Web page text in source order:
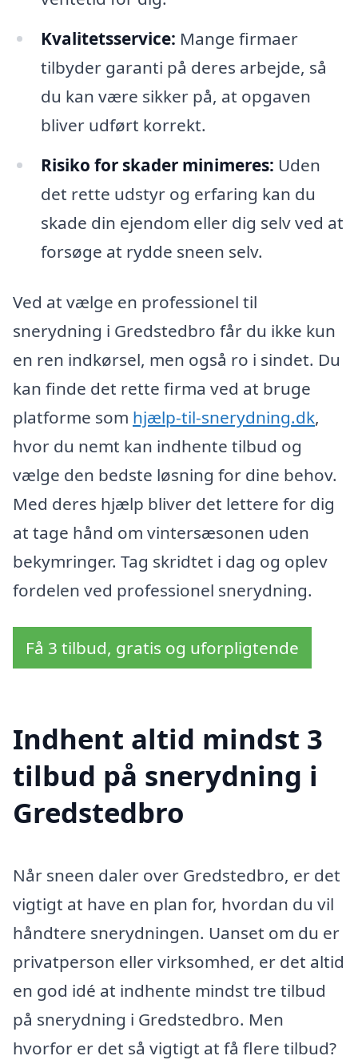
Kvalitetsservice: Mange firmaer
tilbyder garanti på deres arbejde, så
du kan være sikker på, at opgaven
bliver udført korrekt.
Risiko for skader minimeres: Uden
det rette udstyr og erfaring kan du
skade din ejendom eller dig selv ved at
forsøge at rydde sneen selv.
Ved at vælge en professionel til
snerydning i Gredstedbro får du ikke kun
en ren indkørsel, men også ro i sindet. Du
kan finde det rette firma ved at bruge
platforme som hjælp-til-snerydning.dk,
hvor du nemt kan indhente tilbud og
vælge den bedste løsning for dine behov.
Med deres hjælp bliver det lettere for dig
at tage hånd om vintersæsonen uden
bekymringer. Tag skridtet i dag og oplev
fordelen ved professionel snerydning.
Få 3 tilbud, gratis og uforpligtende
Indhent altid mindst 3
tilbud på snerydning i
Gredstedbro
Når sneen daler over Gredstedbro, er det
vigtigt at have en plan for, hvordan du vil
håndtere snerydningen. Uanset om du er
privatperson eller virksomhed, er det altid
en god idé at indhente mindst tre tilbud
på snerydning i Gredstedbro. Men
hvorfor er det så vigtigt at få flere tilbud?